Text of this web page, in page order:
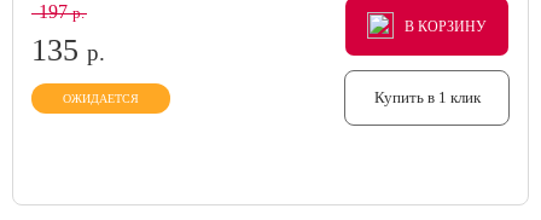
197р.
135 р.
ОЖИДАЕТСЯ
В КОРЗИНУ
В КОРЗИНУ
В КОРЗИНУ
Купить в 1 клик